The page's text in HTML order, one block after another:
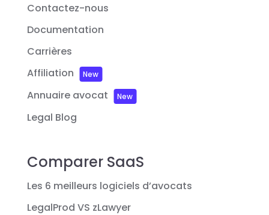
Contactez-nous
Documentation
Carrières
Affiliation
New
Annuaire avocat New
Legal Blog
Comparer SaaS
Les 6 meilleurs logiciels d’avocats
LegalProd VS zLawyer